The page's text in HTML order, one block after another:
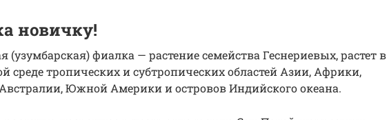
новичку!
(узумбарская) фиалка — растение семейства Геснериевых, растет в
среде тропических и субтропических областей Азии, Африки,
Южной Америки и островов Индийского океана.